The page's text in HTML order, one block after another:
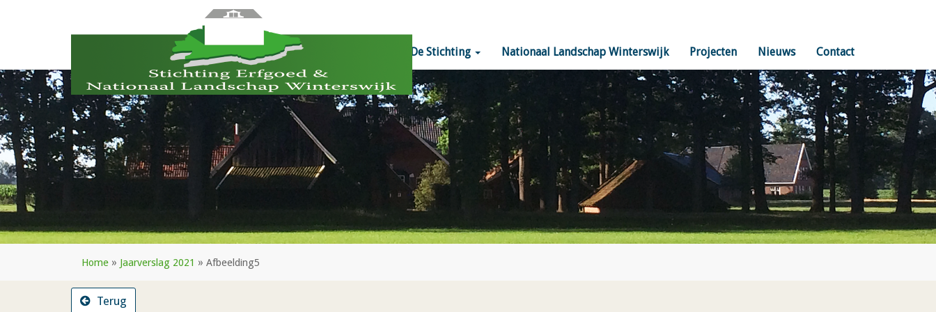
De Stichting Nationaal Landschap Winterswijk Projecten Nieuws Contact
Home » Jaarverslag 2021 » Afbeelding5
Terug